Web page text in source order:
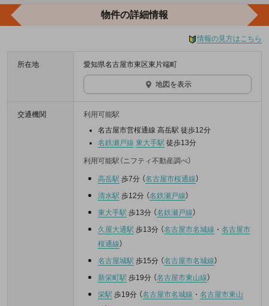
物件の詳細情報
情報の見方はこちら
所在地 愛知県名古屋市東区東片端町
地図を表示
交通機関
利用可能駅
名古屋市営桜通線 高岳駅 徒歩12分
名鉄瀬戸線 東大手駅 徒歩13分
利用可能駅（ニフティ不動産調べ）
高岳駅 歩7分 （名古屋市桜通線）
清水駅 歩12分 （名鉄瀬戸線）
東大手駅 歩13分 （名鉄瀬戸線）
久屋大通駅 歩13分 （名古屋市名城線 ・ 名古屋市
桜通線）
名古屋城駅 歩15分 （名古屋市名城線）
新栄町駅 歩19分 （名古屋市東山線）
栄駅 歩19分 （名古屋市名城線 ・ 名古屋市東山